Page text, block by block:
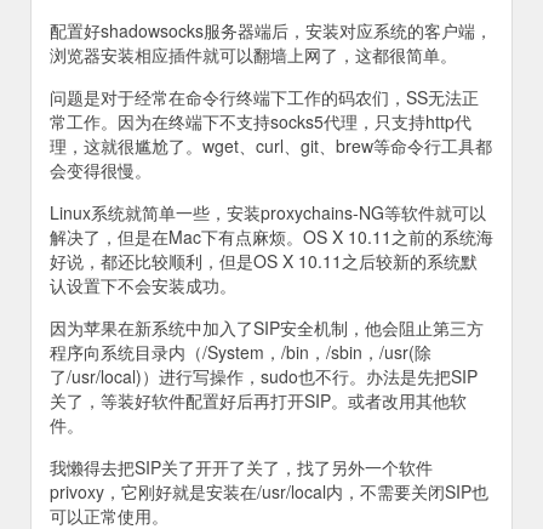
配置好shadowsocks服务器端后，安装对应系统的客户端，
浏览器安装相应插件就可以翻墙上网了，这都很简单。
问题是对于经常在命令行终端下工作的码农们，SS无法正
常工作。因为在终端下不支持socks5代理，只支持http代
理，这就很尴尬了。wget、curl、git、brew等命令行工具都
会变得很慢。
Linux系统就简单一些，安装proxychains-NG等软件就可以
解决了，但是在Mac下有点麻烦。OS X 10.11之前的系统海
好说，都还比较顺利，但是OS X 10.11之后较新的系统默
认设置下不会安装成功。
因为苹果在新系统中加入了SIP安全机制，他会阻止第三方
程序向系统目录内（/System，/bin，/sbin，/usr(除
了/usr/local)）进行写操作，sudo也不行。办法是先把SIP
关了，等装好软件配置好后再打开SIP。或者改用其他软
件。
我懒得去把SIP关了开开了关了，找了另外一个软件
privoxy，它刚好就是安装在/usr/local内，不需要关闭SIP也
可以正常使用。